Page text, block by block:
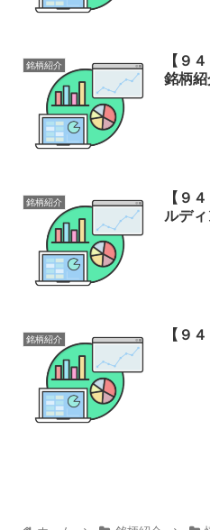
銘柄紹介
【９
銘柄紹
銘柄紹介
【９
ルデ
銘柄紹介 【９